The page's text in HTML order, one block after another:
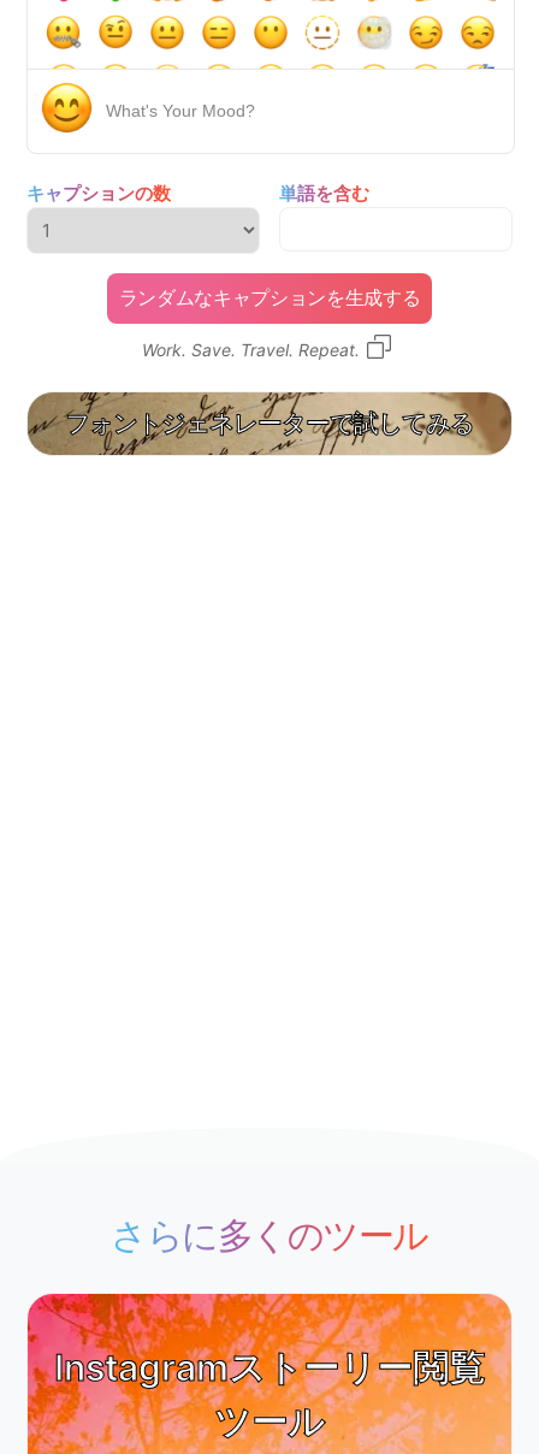
What's Your Mood?
キャプションの数 単語を含む
ランダムなキャプションを生成する
Work. Save. Travel. Repeat.
フォントジェネレーターで試してみる
さらに多くのツール
Instagramストーリー閲覧
ツール